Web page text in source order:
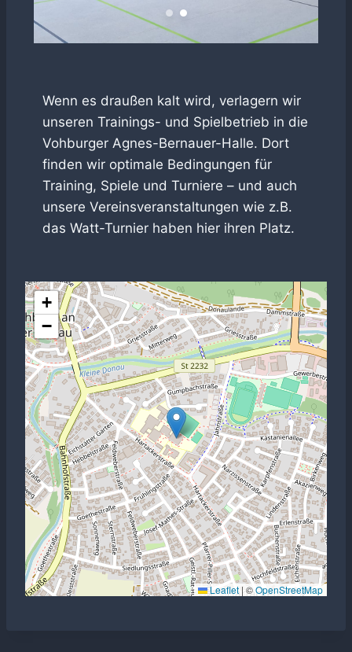
Wenn es draußen kalt wird, verlagern wir
unseren Trainings- und Spielbetrieb in die
Vohburger Agnes-Bernauer-Halle. Dort
finden wir optimale Bedingungen für
Training, Spiele und Turniere – und auch
unsere Vereinsveranstaltungen wie z.B.
das Watt-Turnier haben hier ihren Platz.
+
−
Leaflet |©OpenStreetMap